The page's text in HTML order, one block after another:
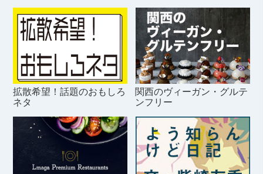
拡散希望！話題のおもしろ
ネタ
関西のヴィーガン・グルテ
ンフリー